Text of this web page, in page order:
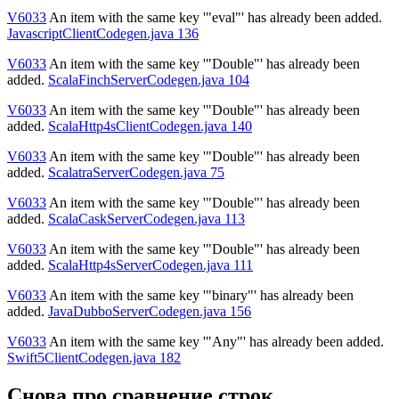
V6033 An item with the same key '"eval"' has already been added.
JavascriptClientCodegen.java 136
V6033 An item with the same key '"Double"' has already been
added. ScalaFinchServerCodegen.java 104
V6033 An item with the same key '"Double"' has already been
added. ScalaHttp4sClientCodegen.java 140
V6033 An item with the same key '"Double"' has already been
added. ScalatraServerCodegen.java 75
V6033 An item with the same key '"Double"' has already been
added. ScalaCaskServerCodegen.java 113
V6033 An item with the same key '"Double"' has already been
added. ScalaHttp4sServerCodegen.java 111
V6033 An item with the same key '"binary"' has already been
added. JavaDubboServerCodegen.java 156
V6033 An item with the same key '"Any"' has already been added.
Swift5ClientCodegen.java 182